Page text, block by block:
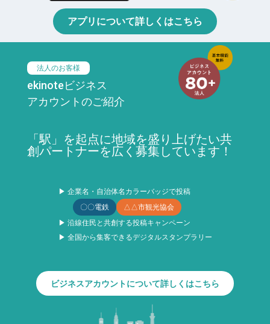
アプリについて詳しくはこちら
法人のお客様
ekinoteビジネス
アカウントのご紹介
「駅」を起点に地域を盛り上げたい共
創パートナーを広く募集しています！
▶ 企業名・自治体名カラーバッジで投稿
〇〇電鉄
△△市観光協会
▶ 沿線住民と共創する投稿キャンペーン
▶ 全国から集客できるデジタルスタンプラリー
ビジネスアカウントについて詳しくはこちら